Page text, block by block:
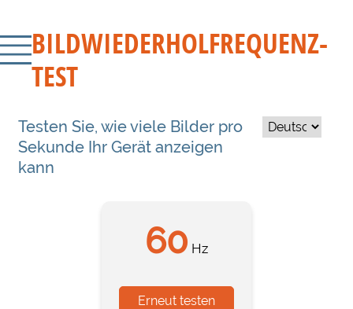
BILDWIEDERHOLFREQUENZ-
TEST
Testen Sie, wie viele Bilder pro
Sekunde Ihr Gerät anzeigen
kann
60 Hz
Erneut testen